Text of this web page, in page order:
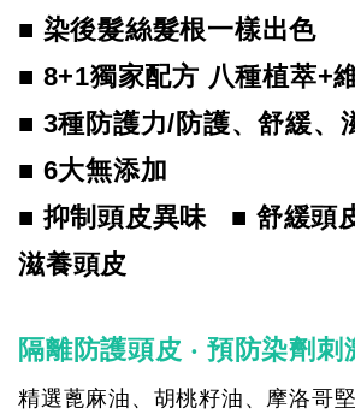
■ 染後髮絲髮根一樣出色
■ 8+1獨家配方 八種植萃+
■ 3種防護力/防護、舒緩、
■ 6大無添加
■ 抑制頭皮異味 ■ 舒緩頭
滋養頭皮
隔離防護頭皮 ‧ 預防染劑刺
精選蓖麻油、胡桃籽油、摩洛哥